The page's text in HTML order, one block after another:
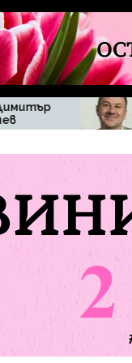
Актьорската
седмица в
„Черешката
домашен уют